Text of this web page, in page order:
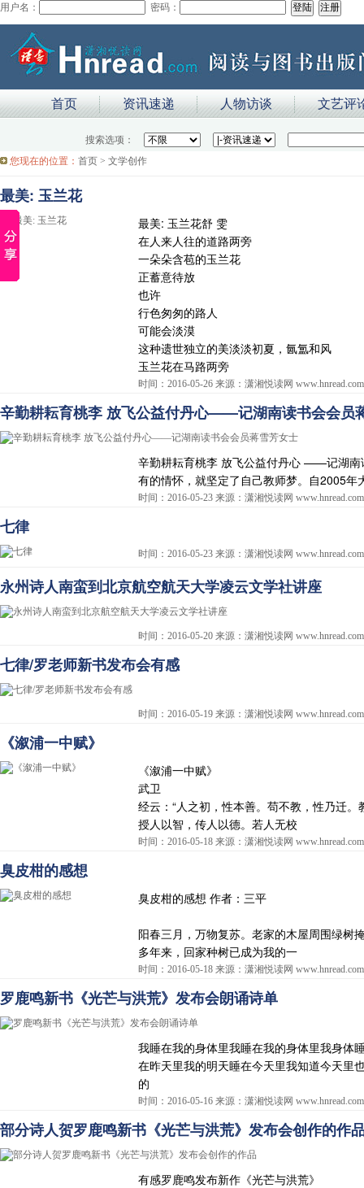
用户名： 密码：
首页 资讯速递 人物访谈 文艺评
搜索选项：
您现在的位置： 首页 > 文学创作
最美: 玉兰花
最美: 玉兰花舒 雯
在人来人往的道路两旁
一朵朵含苞的玉兰花
正蓄意待放
也许
行色匆匆的路人
可能会淡漠
这种遗世独立的美淡淡初夏，氤氲和风
玉兰花在马路两旁
时间：2016-05-26 来源：潇湘悦读网 www.hnread.com
辛勤耕耘育桃李 放飞公益付丹心——记湖南读书会会员
辛勤耕耘育桃李 放飞公益付丹心 ——记湖南
有的情怀，就坚定了自己教师梦。自2005年
时间：2016-05-23 来源：潇湘悦读网 www.hnread.com
七律
时间：2016-05-23 来源：潇湘悦读网 www.hnread.com
永州诗人南蛮到北京航空航天大学凌云文学社讲座
时间：2016-05-20 来源：潇湘悦读网 www.hnread.com
七律/罗老师新书发布会有感
时间：2016-05-19 来源：潇湘悦读网 www.hnread.com
《溆浦一中赋》
《溆浦一中赋》
武卫
经云：“人之初，性本善。苟不教，性乃迁
授人以智，传人以德。若人无校
时间：2016-05-18 来源：潇湘悦读网 www.hnread.com
臭皮柑的感想
臭皮柑的感想 作者：三平
阳春三月，万物复苏。老家的木屋周围绿树
多年来，回家种树已成为我的一
时间：2016-05-18 来源：潇湘悦读网 www.hnread.com
罗鹿鸣新书《光芒与洪荒》发布会朗诵诗单
我睡在我的身体里我睡在我的身体里我身体
在昨天里我的明天睡在今天里我知道今天里
的
时间：2016-05-16 来源：潇湘悦读网 www.hnread.com
部分诗人贺罗鹿鸣新书《光芒与洪荒》发布会创作的作
有感罗鹿鸣发布新作《光芒与洪荒》